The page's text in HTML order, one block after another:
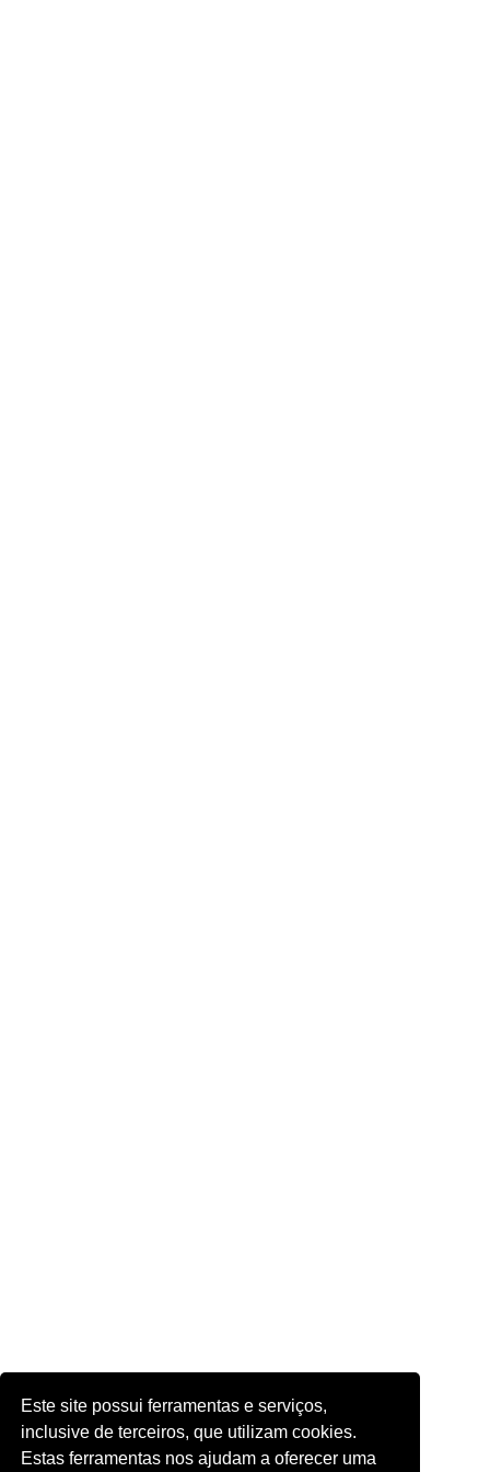
Este site possui ferramentas e serviços,
inclusive de terceiros, que utilizam cookies.
Estas ferramentas nos ajudam a oferecer uma